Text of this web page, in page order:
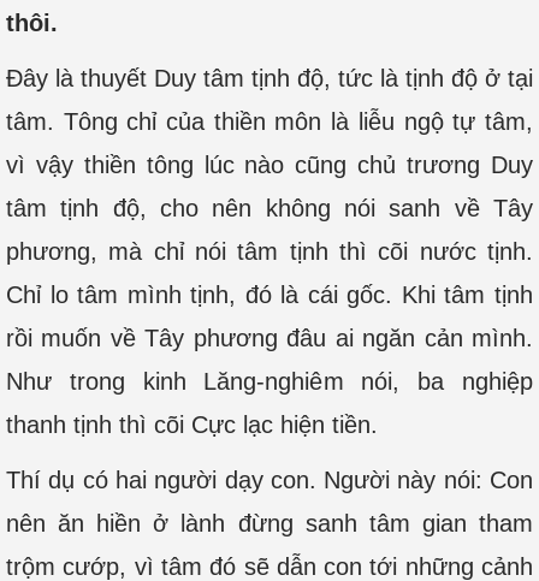
thôi.
Đây là thuyết Duy tâm tịnh độ, tức là tịnh độ ở tại
tâm. Tông chỉ của thiền môn là liễu ngộ tự tâm,
vì vậy thiền tông lúc nào cũng chủ trương Duy
tâm tịnh độ, cho nên không nói sanh về Tây
phương, mà chỉ nói tâm tịnh thì cõi nước tịnh.
Chỉ lo tâm mình tịnh, đó là cái gốc. Khi tâm tịnh
rồi muốn về Tây phương đâu ai ngăn cản mình.
Như trong kinh Lăng-nghiêm nói, ba nghiệp
thanh tịnh thì cõi Cực lạc hiện tiền.
Thí dụ có hai người dạy con. Người này nói: Con
nên ăn hiền ở lành đừng sanh tâm gian tham
trộm cướp, vì tâm đó sẽ dẫn con tới những cảnh